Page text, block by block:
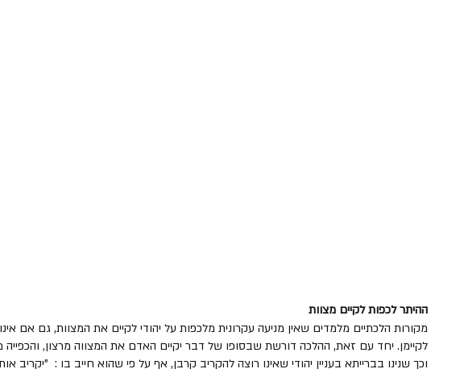
ההיתר לכפות לקיים מצוות
מקורות הלכתיים מלמדים שאין מניעה עקרונית מלכפות על יהודי לקיים את המצוות, גם אם
לקיימן. יחד עם זאת, ההלכה דורשת שבסופו של דבר יקיים האדם את המצווה מרצון, והכפייה
וכך שנינו בברייתא בעניין יהודי שאינו רוצה להקריב קרבן, אף על פי שהוא חייב בו :  "יקריב